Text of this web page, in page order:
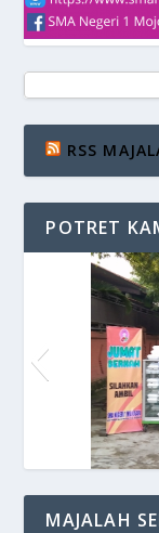
RSS
POTRET
MAJALAH